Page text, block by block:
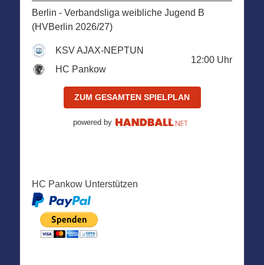
Berlin - Verbandsliga weibliche Jugend B
(HVBerlin 2026/27)
KSV AJAX-NEPTUN
HC Pankow
12:00 Uhr
ZUM GESAMTEN SPIELPLAN
powered by
HC Pankow Unterstützen